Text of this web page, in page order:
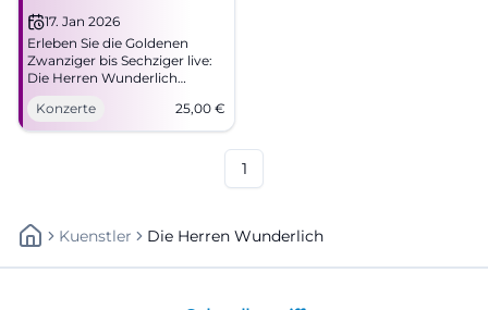
17. Jan 2026
Erleben Sie die Goldenen
Zwanziger bis Sechziger live:
Die Herren Wunderlich
verwandeln das NUTS
Traunstein in einen
funkelnden Salon. Eleganz,
Konzerte 25,00 €
1
Kuenstler Die Herren Wunderlich